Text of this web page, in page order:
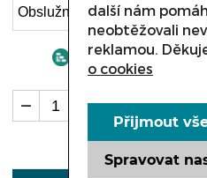
ks
další nám
neobtěžovali
reklamou.
o cookies
Spravovat
Přijmout